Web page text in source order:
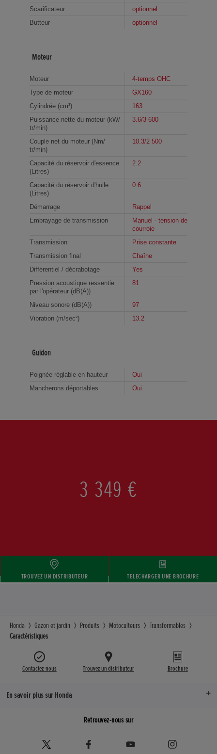
Scarificateur
optionnel
Butteur
optionnel
Moteur
Moteur
4-temps OHC
Type de moteur
GX160
Cylindrée (cm³)
163
Puissance nette du moteur (kW/
tr/min)
3.6/3 600
Couple net du moteur (Nm/
tr/min)
10.3/2 500
Capacité du réservoir d'essence
(Litres)
2.2
Capacité du réservoir d'huile
(Litres)
0.6
Démarrage
Rappel
Embrayage de transmission
Manuel - tension de
courroie
Transmission
Prise constante
Transmission final
Chaîne
Différentiel / décrabotage
Yes
Pression acoustique ressentie
par l'opérateur (dB(A))
81
Niveau sonore (dB(A))
97
Vibration (m/sec²)
13.2
Guidon
Poignée réglable en hauteur
Oui
Mancherons déportables
Oui
3 349 €
TROUVEZ UN DISTRIBUTEUR TÉLÉCHARGER UNE BROCHURE
Honda Gazon et jardin Produits Motoculteurs
Transformables
Caractéristiques
Contactez-nous Trouvez un distributeur Brochure
En savoir plus sur Honda
Retrouvez-nous sur